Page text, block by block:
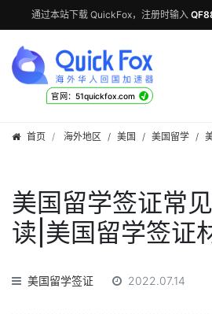
通过本站下载 QuickFox，注册时输入
官网：51quickfox.com √
首页 海外地区 / 美国 / 美国留学 /
美国留学签证常
读|美国留学签证
美国留学签证 2022.07.14